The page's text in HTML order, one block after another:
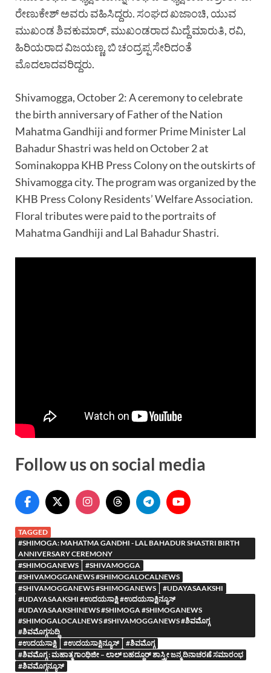
ರೇಣುಕೇಶ್ ಅವರು ವಹಿಸಿದ್ದರು. ಸಂಘದ ಖಜಾಂಚಿ, ಯುವ
ಮುಖಂಡ ಶಿವಕುಮಾರ್, ಮುಖಂಡರಾದ ಮಿದ್ದೆ ಮಾರುತಿ, ರವಿ,
ಹಿರಿಯರಾದ ವಿಜಯಣ್ಣ, ಬಿ ಚಂದ್ರಪ್ಪ ಸೇರಿದಂತೆ
ಮೊದಲಾದವರಿದ್ದರು.
Shivamogga, October 2: A ceremony to celebrate
the birth anniversary of Father of the Nation
Mahatma Gandhiji and former Prime Minister Lal
Bahadur Shastri was held on October 2 at
Sominakoppa KHB Press Colony on the outskirts of
Shivamogga city. The program was organized by the
KHB Press Colony Residents’ Welfare Association.
Floral tributes were paid to the portraits of
Mahatma Gandhiji and Lal Bahadur Shastri.
Follow us on social media
TAGGED
#SHIMOGA: MAHATMA GANDHI - LAL BAHADUR SHASTRI BIRTH
ANNIVERSARY CEREMONY
#SHIMOGANEWS
#SHIVAMOGGA
#SHIVAMOGGANEWS #SHIMOGALOCALNEWS
#SHIVAMOGGANEWS #SHIMOGANEWS
#UDAYASAAKSHI
#UDAYASAAKSHI #ಉದಯಸಾಕ್ಷಿ #ಉದಯಸಾಕ್ಷಿನ್ಯೂಸ್
#UDAYASAAKSHINEWS #SHIMOGA #SHIMOGANEWS
#SHIMOGALOCALNEWS #SHIVAMOGGANEWS #ಶಿವಮೊಗ್ಗ
#ಶಿವಮೊಗ್ಗಸುದ್ದಿ
#ಉದಯಸಾಕ್ಷಿ
#ಉದಯಸಾಕ್ಷಿನ್ಯೂಸ್
#ಶಿವಮೊಗ್ಗ
#ಶಿವಮೊಗ್ಗ : ಮಹಾತ್ಮ ಗಾಂಧಿಜೀ – ಲಾಲ್ ಬಹದ್ಧೂರ್ ಶಾಸ್ತ್ರೀ ಜನ್ಮ ದಿನಾಚರಣೆ ಸಮಾರಂಭ
#ಶಿವಮೊಗ್ಗನ್ಯೂಸ್